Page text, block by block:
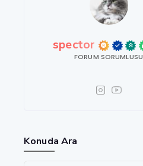
spector
FORUM SORUMLUSU
Konuda Ara